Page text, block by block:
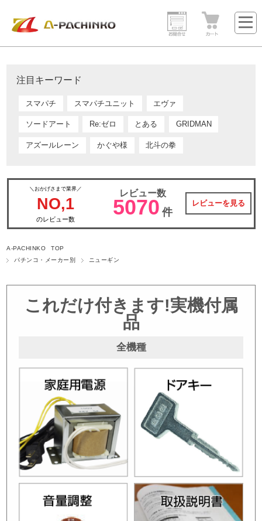
注目キーワード
スマパチ スマパチユニット エヴァ
ソードアート Re:ゼロ とある GRIDMAN
アズールレーン かぐや様 北斗の拳
＼おかげさまで業界／
NO,1
のレビュー数
レビュー数
5070 件
レビューを見る
A-PACHINKO TOP
パチンコ・メーカー別
ニューギン
これだけ付きます!実機付属
品
全機種